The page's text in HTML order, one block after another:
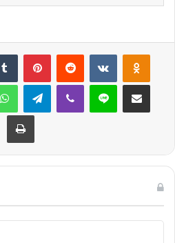
Tumblr PinterestReddit VKontakte
WhatsAppTelegramViber Line E-Posta ile
Yazdır